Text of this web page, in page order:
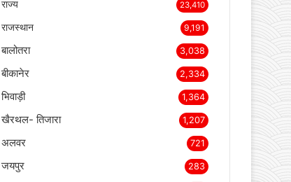
अपराध 4,470
धर्म 3,593
शिक्षा 3,508
राजनीति 3,179
राज्य 23,410
राजस्थान 9,191
बालोतरा 3,038
बीकानेर 2,334